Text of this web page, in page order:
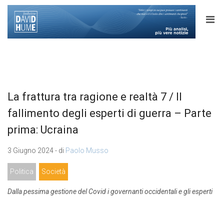
La frattura tra ragione e realtà 7 / Il
fallimento degli esperti di guerra – Parte
prima: Ucraina
3 Giugno 2024 - di Paolo Musso
Politica Società
Dalla pessima gestione del Covid i governanti occidentali e gli esperti